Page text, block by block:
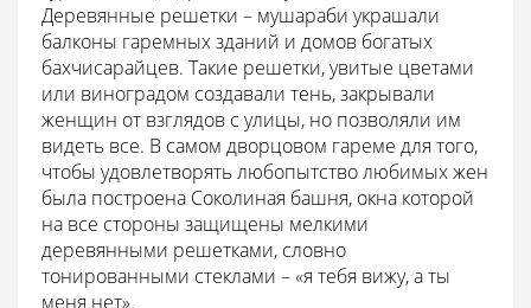
Деревянные решетки – мушараби украшали
балконы гаремных зданий и домов богатых
бахчисарайцев. Такие решетки, увитые цветами
или виноградом создавали тень, закрывали
женщин от взглядов с улицы, но позволяли им
видеть все. В самом дворцовом гареме для того,
чтобы удовлетворять любопытство любимых жен
была построена Соколиная башня, окна которой
на все стороны защищены мелкими
деревянными решетками, словно
тонированными стеклами – «я тебя вижу, а ты
меня нет».